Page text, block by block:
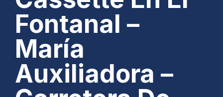
Fontanal –
María
Auxiliadora –